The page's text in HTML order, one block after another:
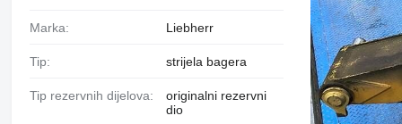
Marka: Liebherr
Tip: strijela bagera
Tip rezervnih dijelova:
originalni rezervni
dio